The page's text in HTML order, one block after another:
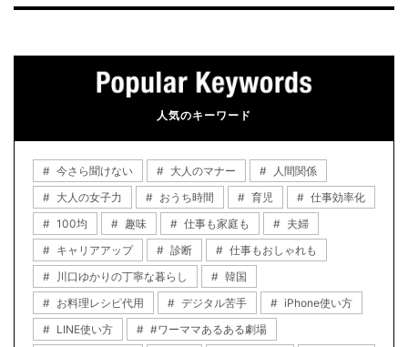
人気のキーワード
今さら聞けない 大人のマナー
人間関係
大人の女子力
おうち時間 育児
仕事効率化
100均
趣味 仕事も家庭も
夫婦
キャリアアップ
診断
仕事もおしゃれも
川口ゆかりの丁寧な暮らし
韓国
お料理レシピ代用
デジタル苦手
iPhone使い方
LINE使い方
#ワーママあるある劇場